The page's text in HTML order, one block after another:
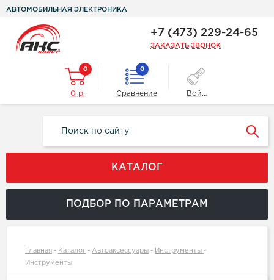
АВТОМОБИЛЬНАЯ ЭЛЕКТРОНИКА
+7 (473) 229-24-65
ЗАКАЗАТЬ ЗВОНОК
0
0 р.
0
Сравнение Войти
КАТАЛОГ
ПОДБОР ПО ПАРАМЕТРАМ
Главная - Каталог - Автоаксессуары - Инструменты -
Инструменты